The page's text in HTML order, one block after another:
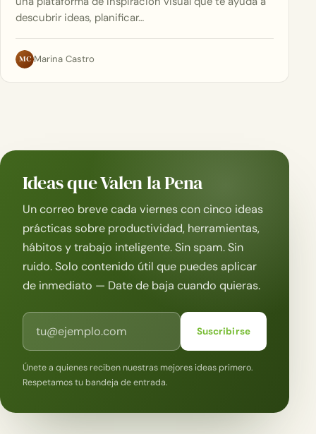
descubrir ideas, planificar…
MC Marina Castro
Ideas que Valen la Pena
Un correo breve cada viernes con cinco ideas
prácticas sobre productividad, herramientas,
hábitos y trabajo inteligente. Sin spam. Sin
ruido. Solo contenido útil que puedes aplicar
de inmediato — Date de baja cuando quieras.
Correo electrónico
Suscribirse
Únete a quienes reciben nuestras mejores ideas primero.
Respetamos tu bandeja de entrada.